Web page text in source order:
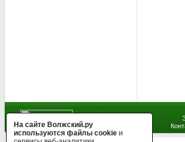
На сайте Волжский.ру
используются файлы cookie и